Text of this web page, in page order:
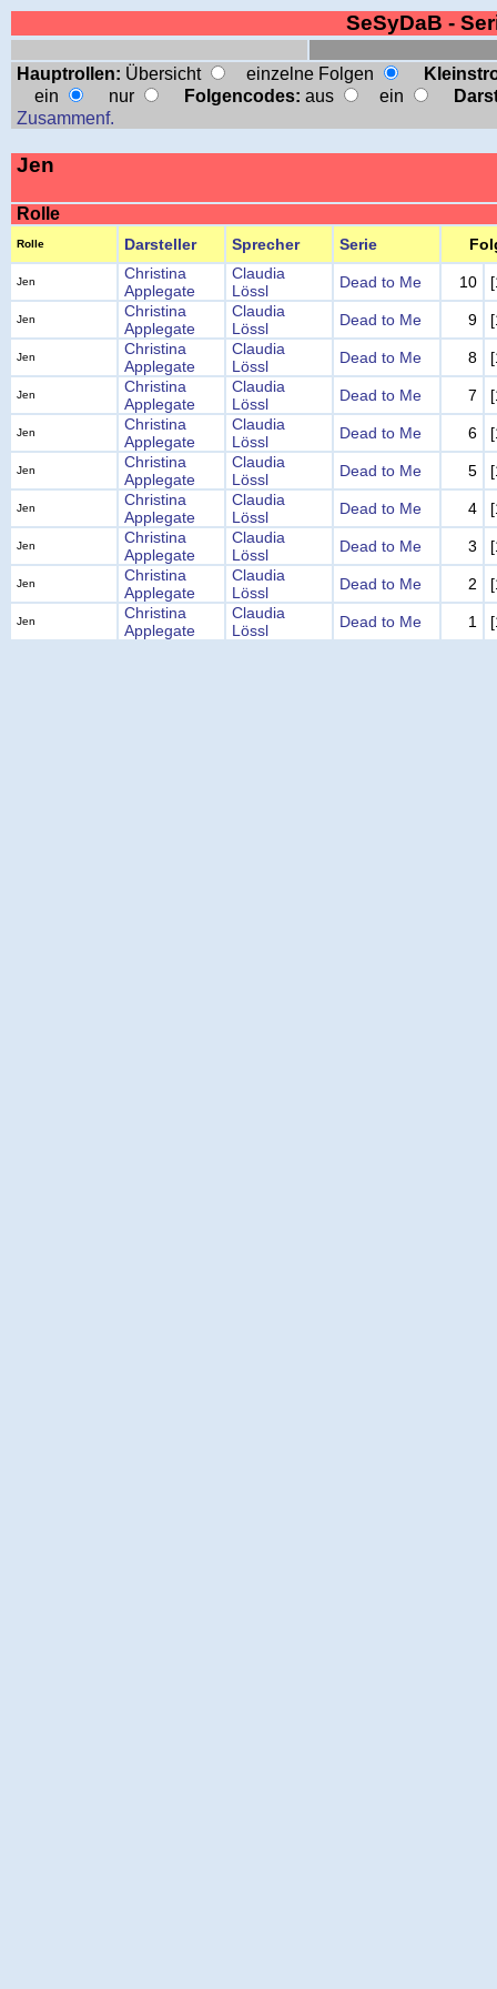
SeSyDaB -
Hauptrollen: Übersicht einzelne Folgen
ein
nur Folgencodes: aus ein
Zusammenf.
Jen
Rolle
Rolle Darsteller Sprecher Serie
Jen
Christina
Applegate
Claudia
Lössl
Dead to Me 10
Jen
Christina
Applegate
Claudia
Lössl
Dead to Me 9
Jen
Christina
Applegate
Claudia
Lössl
Dead to Me 8
Jen
Christina
Applegate
Claudia
Lössl
Dead to Me 7
Jen
Christina
Applegate
Claudia
Lössl
Dead to Me 6
Jen
Christina
Applegate
Claudia
Lössl
Dead to Me 5
Jen
Christina
Applegate
Claudia
Lössl
Dead to Me 4
Jen
Christina
Applegate
Claudia
Lössl
Dead to Me 3
Jen
Christina
Applegate
Claudia
Lössl
Dead to Me 2
Jen
Christina
Applegate
Claudia
Lössl
Dead to Me 1